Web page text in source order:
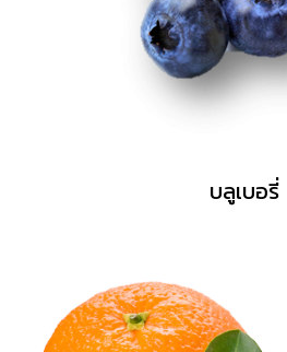
บลูเบอรี่